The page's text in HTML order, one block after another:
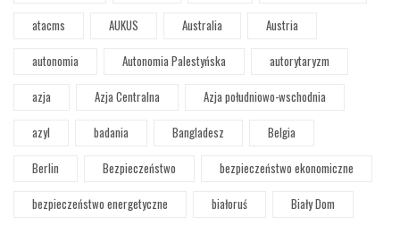
atacms
AUKUS Australia
Austria
autonomia
Autonomia Palestyńska
autorytaryzm
azja
Azja Centralna
Azja południowo-wschodnia
azyl
badania Bangladesz
Belgia
Berlin
Bezpieczeństwo
bezpieczeństwo ekonomiczne
bezpieczeństwo energetyczne
białoruś
Biały Dom